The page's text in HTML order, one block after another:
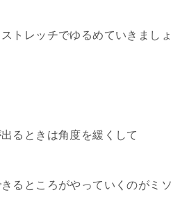
トレッチでゆるめていきましょ
るときは角度を緩くして
るところがやっていくのがミソ